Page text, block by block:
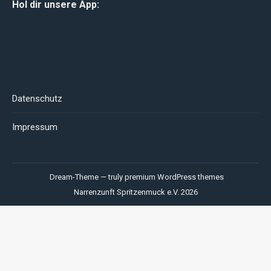
opensopensopens
Hol dir unsere App:
Datenschutz
Impressum
Dream-Theme — truly premium WordPress themes
Narrenzunft Spritzenmuck e.V. 2026